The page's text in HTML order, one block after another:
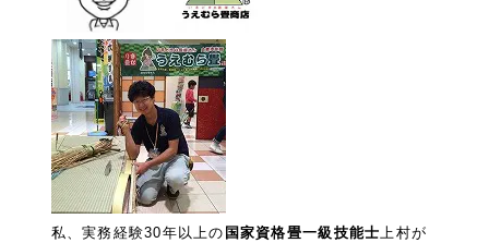
私、実務経験30年以上の 国家資格畳一級技能士上村が